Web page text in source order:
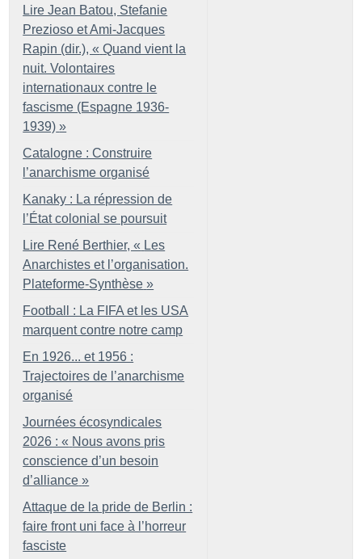
Lire Jean Batou, Stefanie
Prezioso et Ami-Jacques
Rapin (dir.), « Quand vient la
nuit. Volontaires
internationaux contre le
fascisme (Espagne 1936-
1939) »
Catalogne : Construire
l’anarchisme organisé
Kanaky : La répression de
l’État colonial se poursuit
Lire René Berthier, « Les
Anarchistes et l’organisation.
Plateforme-Synthèse »
Football : La FIFA et les USA
marquent contre notre camp
En 1926... et 1956 :
Trajectoires de l’anarchisme
organisé
Journées écosyndicales
2026 : « Nous avons pris
conscience d’un besoin
d’alliance »
Attaque de la pride de Berlin :
faire front uni face à l’horreur
fasciste